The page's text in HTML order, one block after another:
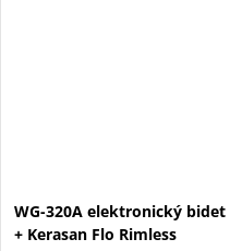
WG-320A elektronický bidet
+ Kerasan Flo Rimless